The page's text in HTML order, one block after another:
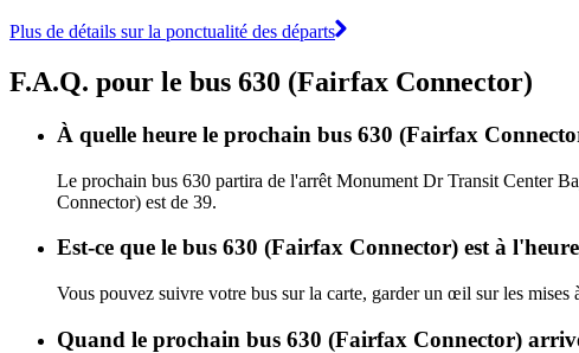
Plus de détails sur la ponctualité des départs
F.A.Q. pour le bus 630 (Fairfax Connector)
À quelle heure le prochain bus 630 (Fairfax
Le prochain bus 630 partira de l'arrêt Monument Dr Transit Center
Connector) est de 39.
Est-ce que le bus 630 (Fairfax Connector) est à
Vous pouvez suivre votre bus sur la carte, garder un œil sur les
Quand le prochain bus 630 (Fairfax Connector)